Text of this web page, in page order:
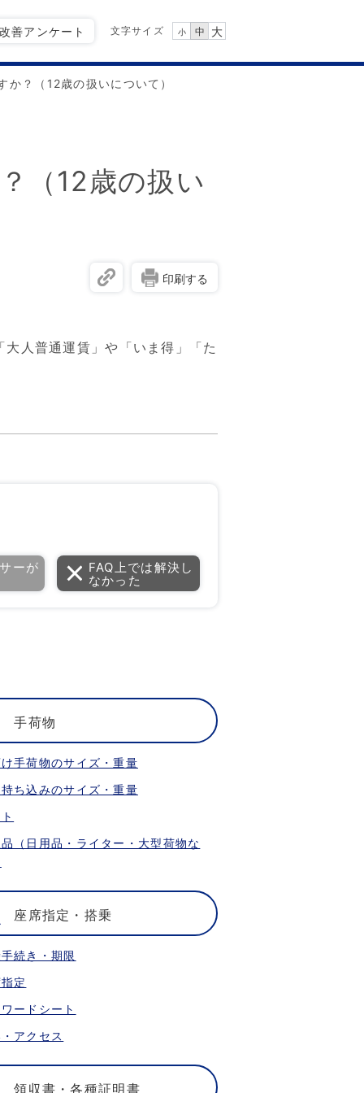
善アンケート 文字サイズ 小 中 大
？（12歳の扱いについて）
（12歳の扱い
印刷する
人普通運賃」や「いま得」「た
ーが
FAQ上では解決し
なかった
手荷物
手荷物のサイズ・重量
ち込みのサイズ・重量
（日用品・ライター・大型荷物な
座席指定・搭乗
続き・期限
定
ードシート
アクセス
領収書・各種証明書